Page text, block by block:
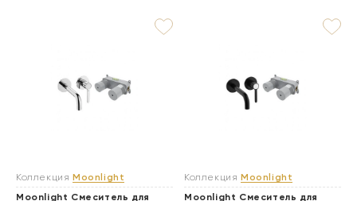
Коллекция Moonlight
Moonlight Смеситель для
Коллекция Moonlight
Moonlight Смеситель для